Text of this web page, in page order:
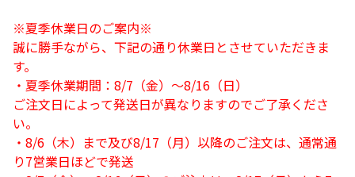
※夏季休業日のご案内※
誠に勝手ながら、下記の通り休業日とさせていただきま
す。
・夏季休業期間：8/7（金）～8/16（日）
ご注文日によって発送日が異なりますのでご了承くださ
い。
・8/6（木）まで及び8/17（月）以降のご注文は、通常通
り7営業日ほどで発送